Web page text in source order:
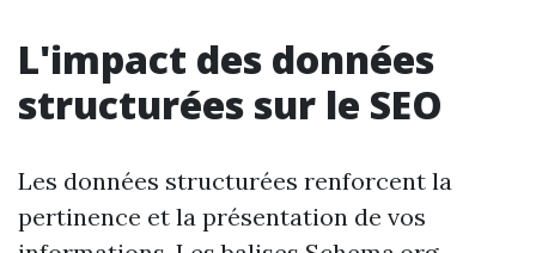
L'impact des données
structurées sur le SEO
Les données structurées renforcent la
pertinence et la présentation de vos